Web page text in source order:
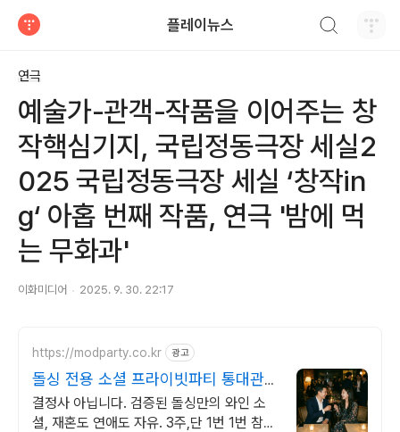
플레이뉴스
연극
예술가-관객-작품을 이어주는 창
작핵심기지, 국립정동극장 세실2
025 국립정동극장 세실 ‘창작in
g‘ 아홉 번째 작품, 연극 '밤에 먹
는 무화과'
이화미디어 2025. 9. 30. 22:17
https://modparty.co.kr 광고
돌싱 전용 소셜 프라이빗파티 통대관으
로 프라이빗한 파티
결정사 아닙니다. 검증된 돌싱만의 와인 소
셜, 재혼도 연애도 자유. 3주,단 1번 1번 참여